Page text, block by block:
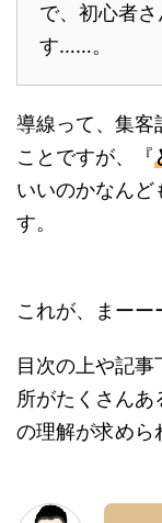
で、初心者
す……。
導線って、集客
ことですが、『
いいのかなんど
す。
これが、まー
目次の上や記
所がたくさん
の理解が求めら